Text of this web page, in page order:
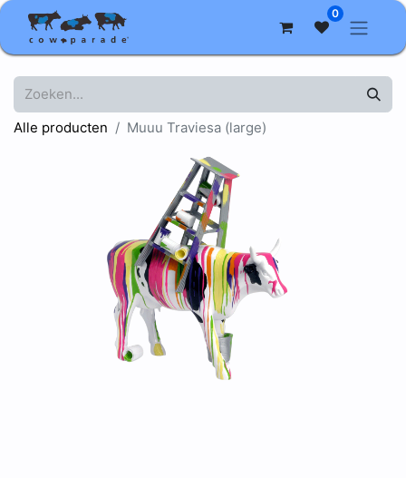
0
Alle producten Muuu Traviesa (large)